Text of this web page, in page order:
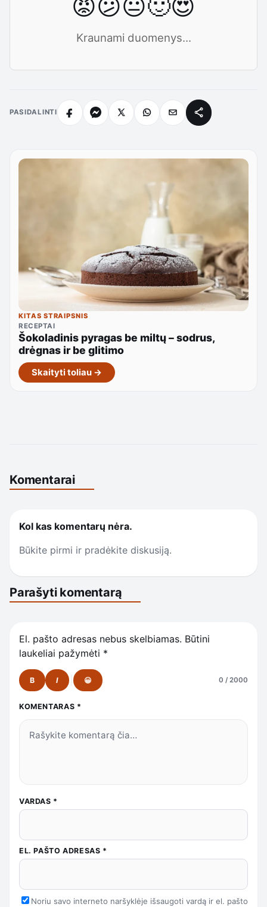
😡😕😐🙂😍
Kraunami duomenys...
PASIDALINTI
KITAS STRAIPSNIS
RECEPTAI
Šokoladinis pyragas be miltų – sodrus,
drėgnas ir be glitimo
Skaityti toliau →
Komentarai
Kol kas komentarų nėra.
Būkite pirmi ir pradėkite diskusiją.
Parašyti komentarą
El. pašto adresas nebus skelbiamas. Būtini
laukeliai pažymėti *
B I 😀 0 / 2000
KOMENTARAS *
VARDAS *
EL. PAŠTO ADRESAS *
Noriu savo interneto naršyklėje išsaugoti vardą ir el. pašto